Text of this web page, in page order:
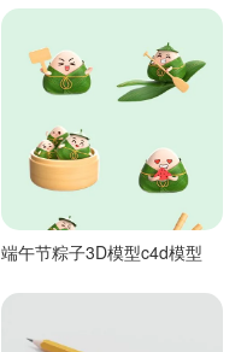
端午节粽子3D模型c4d模型